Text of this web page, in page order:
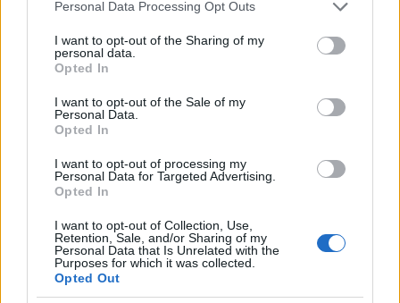
not limited to your visit or usage behaviour. You may click to
grant or deny consent to Google and its third-party tags to
use your data for below specified purposes in below Google
consent section.
Personal Data Processing Opt Outs
I want to opt-out of the Sharing of my
personal data.
Opted In
I want to opt-out of the Sale of my
Personal Data.
Opted In
I want to opt-out of processing my
Personal Data for Targeted Advertising.
Opted In
I want to opt-out of Collection, Use,
Retention, Sale, and/or Sharing of my
Personal Data that Is Unrelated with the
Purposes for which it was collected.
Opted Out
akkor konyebben le tudjak rakni az autot a
belvarosiak
"4) a biciklinácik követeléseiből az irracionálisak
az agglomeracios rohamot normalisan az
elektromos rollerekkel lehetne kivaltani, ahhoz meg
kerekparosoknak es a rollereseknek, de ez koncepcio
szinten sincsen meg sajna, majd valami csak
AnimusVox